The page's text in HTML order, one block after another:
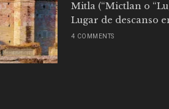
Mitla (“Mictlan o
Lugar de descanso
4 COMMENTS